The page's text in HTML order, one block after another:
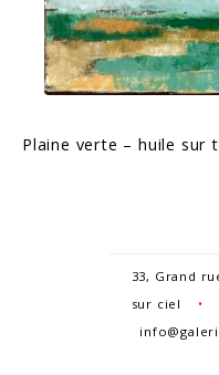
Plaine verte – huile sur
33, Grand
sur ciel •